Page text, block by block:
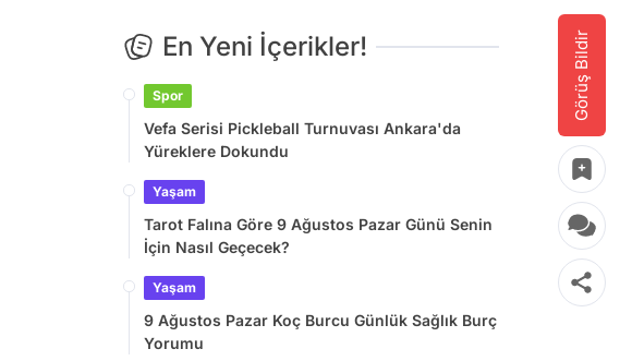
Görüş Bildir
En Yeni İçerikler!
Spor
Vefa Serisi Pickleball Turnuvası Ankara'da
Yüreklere Dokundu
Yaşam
Tarot Falına Göre 9 Ağustos Pazar Günü Senin
İçin Nasıl Geçecek?
Yaşam
9 Ağustos Pazar Koç Burcu Günlük Sağlık Burç
Yorumu